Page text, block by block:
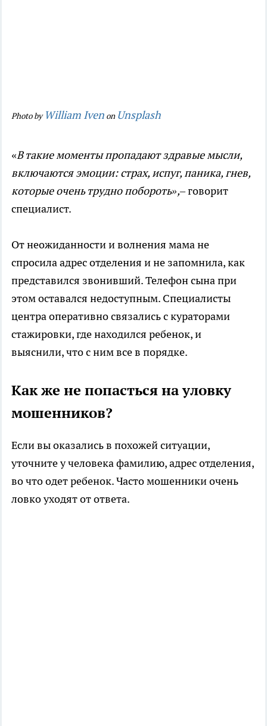
Photo by William Iven on Unsplash
«В такие моменты пропадают здравые мысли,
включаются эмоции: страх, испуг, паника, гнев,
которые очень трудно побороть»,–говорит
специалист.
От неожиданности и волнения мама не
спросила адрес отделения и не запомнила, как
представился звонивший. Телефон сына при
этом оставался недоступным. Специалисты
центра оперативно связались с кураторами
стажировки, где находился ребенок, и
выяснили, что с ним все в порядке.
Как же не попасться на уловку
мошенников?
Если вы оказались в похожей ситуации,
уточните у человека фамилию, адрес отделения,
во что одет ребенок. Часто мошенники очень
ловко уходят от ответа.